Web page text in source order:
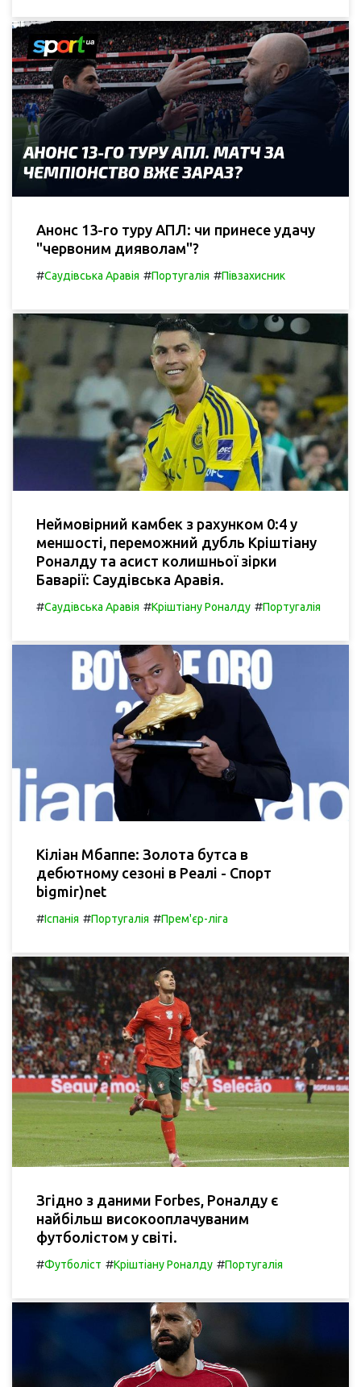
Анонс 13-го туру АПЛ: чи принесе удачу
"червоним дияволам"?
#Саудівська Аравія #Португалія #Півзахисник
Неймовірний камбек з рахунком 0:4 у
меншості, переможний дубль Кріштіану
Роналду та асист колишньої зірки
Баварії: Саудівська Аравія.
#Саудівська Аравія #Кріштіану Роналду #Португалія
Кіліан Мбаппе: Золота бутса в
дебютному сезоні в Реалі - Спорт
bigmir)net
#Іспанія #Португалія #Прем'єр-ліга
Згідно з даними Forbes, Роналду є
найбільш високооплачуваним
футболістом у світі.
#Футболіст #Кріштіану Роналду #Португалія